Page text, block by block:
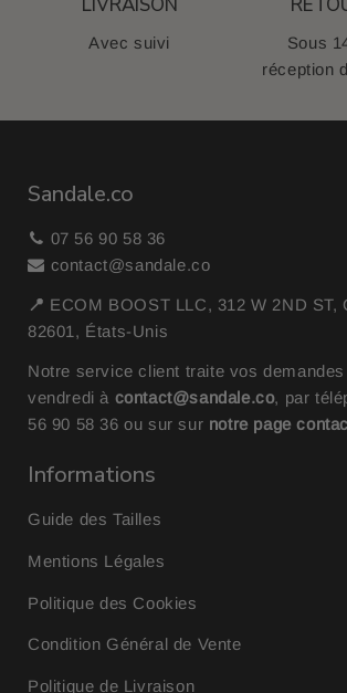
LIVRAISON
Avec suivi
Sous
réception
Sandale.co
07 56 90 58 36
contact@sandale.co
📍 ECOM BOOST LLC, 312 W 2ND ST,
82601, États-Unis
Notre service client traite vos
vendredi à contact@sandale.co, par
56 90 58 36ou sur sur notre page
Informations
Guide des Tailles
Mentions Légales
Politique des Cookies
Condition Général de Vente
Politique de Livraison